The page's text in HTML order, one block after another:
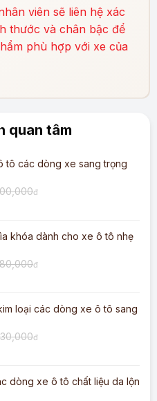
viên sẽ liên hệ xác
thước và chân bậc để
phù hợp với xe của
quan tâm
tô các dòng xe sang trọng
đ
khóa dành cho xe ô tô nhẹ
đ
loại các dòng xe ô tô sang
đ
dòng xe ô tô chất liệu da lộn